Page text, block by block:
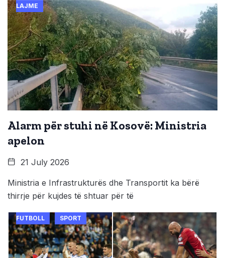
LAJME
Alarm për stuhi në Kosovë: Ministria
apelon
21 July 2026
Ministria e Infrastrukturës dhe Transportit ka bërë
thirrje për kujdes të shtuar për të
FUTBOLL SPORT